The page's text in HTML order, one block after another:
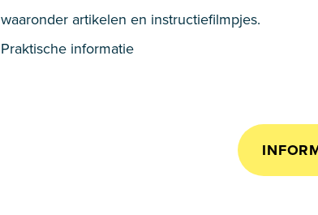
waaronder artikelen en instructiefilmpjes.
Praktische informatie